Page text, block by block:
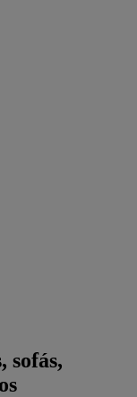
sofás,